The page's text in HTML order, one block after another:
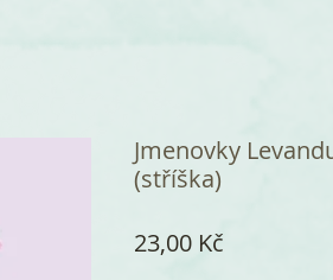
Jmenovky
(stříška)
23,00 Kč